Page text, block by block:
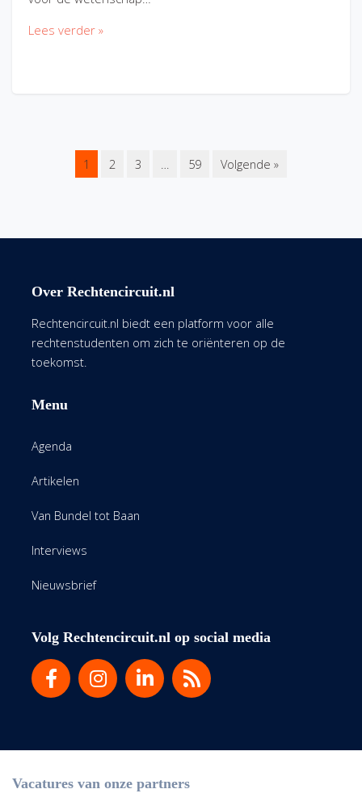
Lees verder »
1 2 3 … 59 Volgende »
Over Rechtencircuit.nl
Rechtencircuit.nl biedt een platform voor alle
rechtenstudenten om zich te oriënteren op de
toekomst.
Menu
Agenda
Artikelen
Van Bundel tot Baan
Interviews
Nieuwsbrief
Volg Rechtencircuit.nl op social media
Vacatures van onze partners